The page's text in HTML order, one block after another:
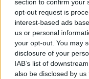
section to confirm your
opt-out request is
interest-based ads
us or personal
your opt-out. You may
disclosure of your
IAB’s list of
also be disclosed by
TEMI: Ansa Sud
Lungomare Olbia
Pista Ciclopedonale